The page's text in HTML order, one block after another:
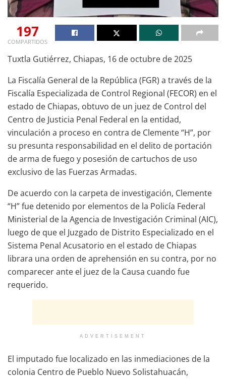
197
COMPARTIDOS
Tuxtla Gutiérrez, Chiapas, 16 de octubre de 2025
La Fiscalía General de la República (FGR) a través de la
Fiscalía Especializada de Control Regional (FECOR) en el
estado de Chiapas, obtuvo de un juez de Control del
Centro de Justicia Penal Federal en la entidad,
vinculación a proceso en contra de Clemente “H”, por
su presunta responsabilidad en el delito de portación
de arma de fuego y posesión de cartuchos de uso
exclusivo de las Fuerzas Armadas.
De acuerdo con la carpeta de investigación, Clemente
“H” fue detenido por elementos de la Policía Federal
Ministerial de la Agencia de Investigación Criminal (AIC),
luego de que el Juzgado de Distrito Especializado en el
Sistema Penal Acusatorio en el estado de Chiapas
librara una orden de aprehensión en su contra, por no
comparecer ante el juez de la Causa cuando fue
requerido.
ADVERTISEMENT
El imputado fue localizado en las inmediaciones de la
colonia Centro de Pueblo Nuevo Solistahuacán,